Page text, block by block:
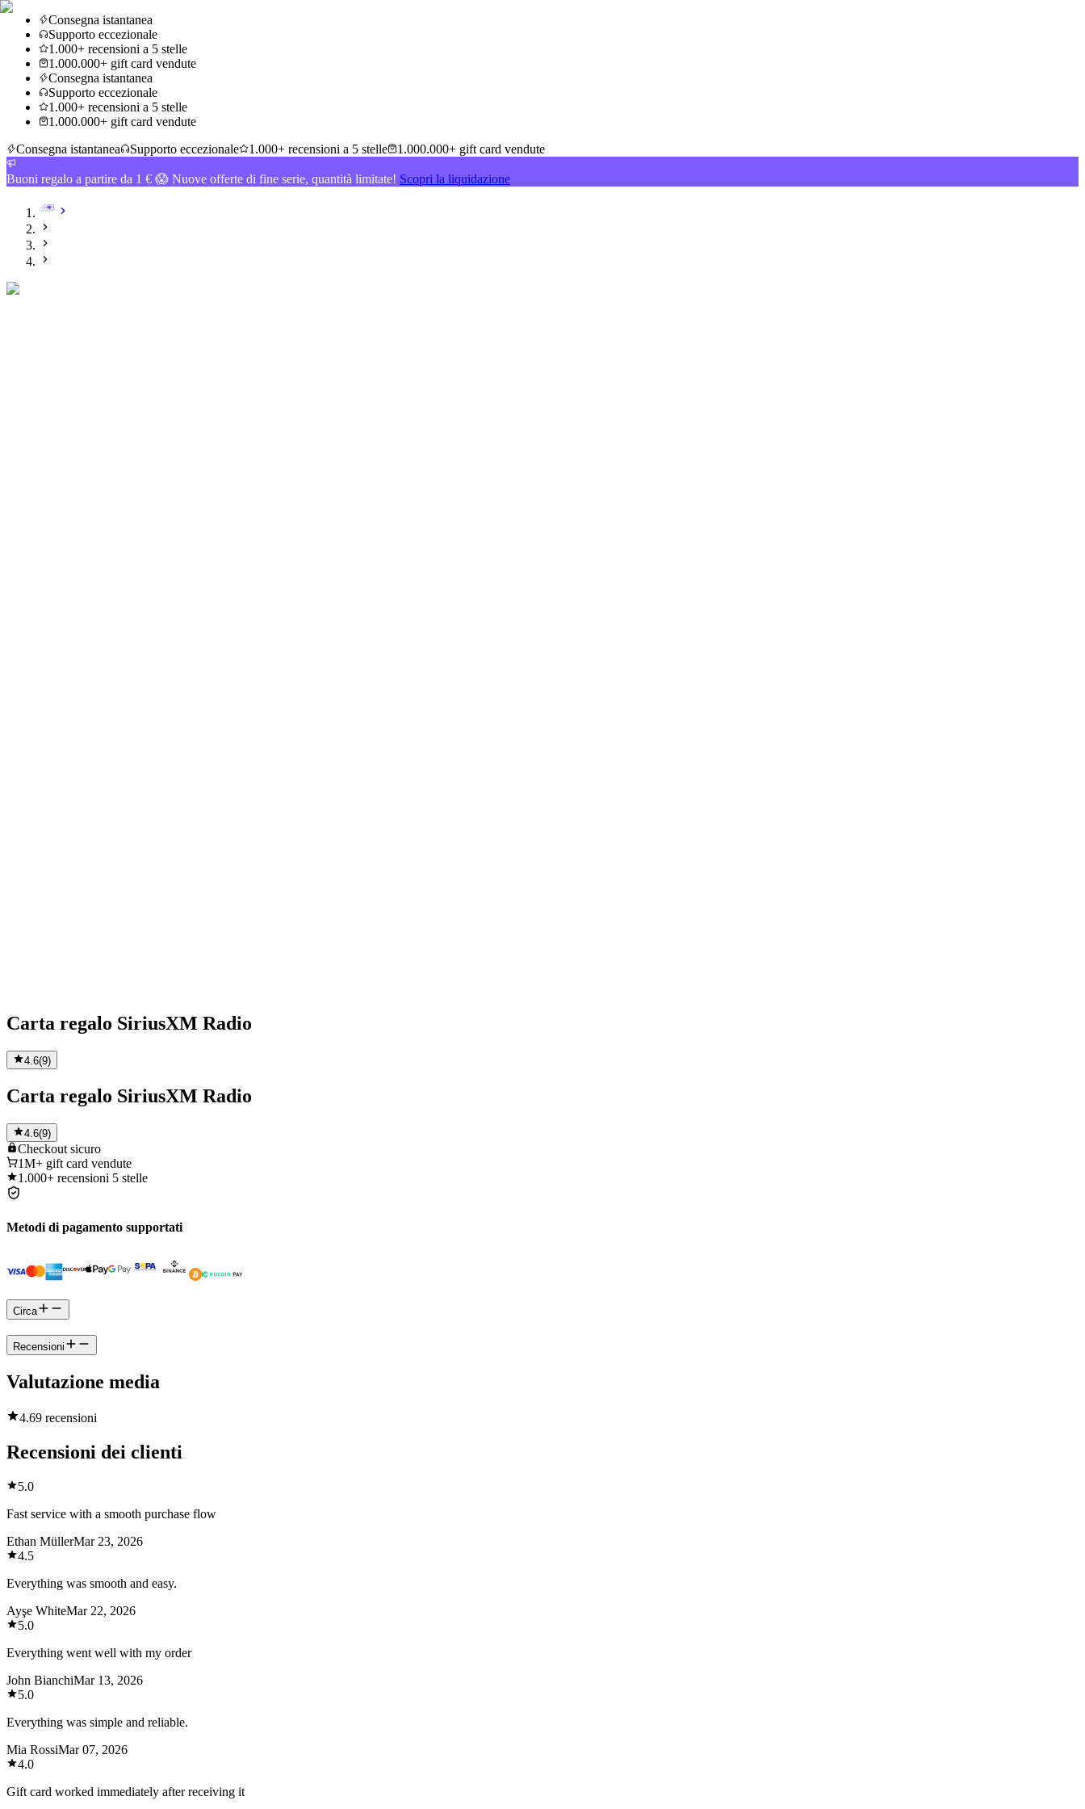
Consegna istantanea
Supporto eccezionale
1.000+ recensioni a 5 stelle
1.000.000+ gift card vendute
Consegna istantanea
Supporto eccezionale
1.000+ recensioni a 5 stelle
1.000.000+ gift card vendute
Consegna istantanea
Supporto eccezionale 1.000+ recensioni a 5 stelle 1.000.000+ gift card vendute
Buoni regalo a partire da 1 € 😱 Nuove offerte di fine serie, quantità limitate! Scopri la liquidazione
Carta regalo SiriusXM Radio
4.6(9)
Carta regalo SiriusXM Radio
4.6(9)
Checkout sicuro
1M+ gift card vendute
1.000+ recensioni 5 stelle
Metodi di pagamento supportati
Circa
Recensioni
Valutazione media
4.69 recensioni
Recensioni dei clienti
5.0
Fast service with a smooth purchase flow
Ethan MüllerMar 23, 2026
4.5
Everything was smooth and easy.
Ayşe WhiteMar 22, 2026
5.0
Everything went well with my order
John BianchiMar 13, 2026
5.0
Everything was simple and reliable.
Mia RossiMar 07, 2026
4.0
Gift card worked immediately after receiving it